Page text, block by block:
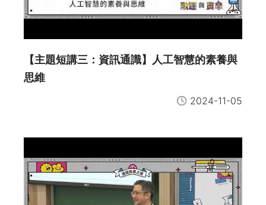
【主題短講三：資訊通識】人工智慧的素養與
思維
2024-11-05